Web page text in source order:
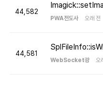
44,582
PWA전도사 오래
44,581
WebSocket광 오